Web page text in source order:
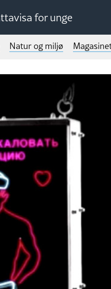
for unge
Natur og miljø